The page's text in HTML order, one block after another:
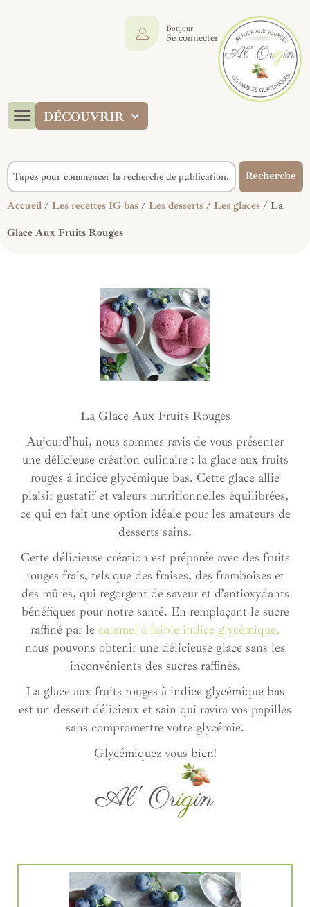
DÉCOUVRIR
Bonjour
Se connecter
Recherche
Accueil / Les recettes IG bas / Les desserts / Les glaces / La
Glace Aux Fruits Rouges
La Glace Aux Fruits Rouges
Aujourd’hui, nous sommes ravis de vous présenter
une délicieuse création culinaire : la glace aux fruits
rouges à indice glycémique bas. Cette glace allie
plaisir gustatif et valeurs nutritionnelles équilibrées,
ce qui en fait une option idéale pour les amateurs de
desserts sains.
Cette délicieuse création est préparée avec des fruits
rouges frais, tels que des fraises, des framboises et
des mûres, qui regorgent de saveur et d’antioxydants
bénéfiques pour notre santé. En remplaçant le sucre
raffiné par le caramel à faible indice glycémique,
nous pouvons obtenir une délicieuse glace sans les
inconvénients des sucres raffinés.
La glace aux fruits rouges à indice glycémique bas
est un dessert délicieux et sain qui ravira vos papilles
sans compromettre votre glycémie.
Glycémiquez vous bien!